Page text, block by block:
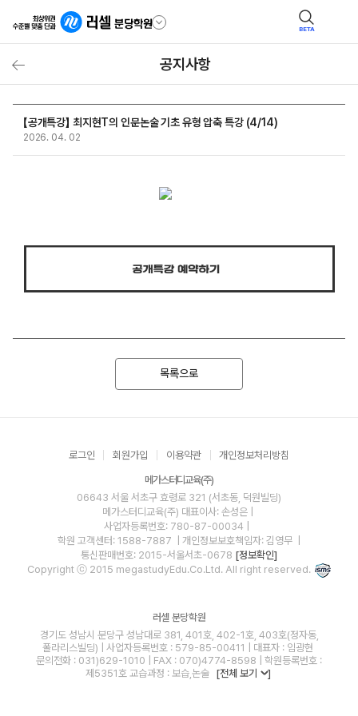
BETA
공지사항
【공개특강】 최지현T의 인문논술 기초 유형 압축 특강 (4/14)
2026. 04. 02
목록으로
로그인 회원가입 이용약관 개인정보처리방침
메가스터디교육(주)
06643 서울 서초구 효령로 321 (서초동, 덕원빌딩)
메가스터디교육(주) 대표이사: 손성은 |
사업자등록번호: 780-87-00034
학원 고객센터: 1588-7887
| 개인정보보호책임자: 김영무
통신판매번호: 2015-서울서초-0678 [정보확인]
Copyright ⓒ 2015 megastudyEdu.Co.Ltd. All right reserved.
러셀 분당학원
경기도 성남시 분당구 성남대로 381, 401호, 402-1호, 403호(정자동,
폴라리스빌딩) | 사업자등록번호 : 579-85-00411 | 대표자 : 임광현
문의전화 : 031)629-1010 | FAX : 070)4774-8598 | 학원등록번호 :
제5351호 교습과정 : 보습,논술
[전체 보기 ]